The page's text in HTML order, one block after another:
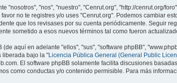
"nosotros", "nos", "nuestro", "Cenrut.org", "http://cenrut.org/
no te registres y/o uses "Cenrut.org". Podemos cambiar
que los revisases por su cuenta periódicamente. Seguir
sometido a esos nuevos términos tal como fueron
aquí en adelante "ellos", "sus", "software phpBB",
liberada bajo la "Licencia Pública General (General Public
El software phpBB solamente facilita discusiones
como conductas y/o contenido permisible. Para más